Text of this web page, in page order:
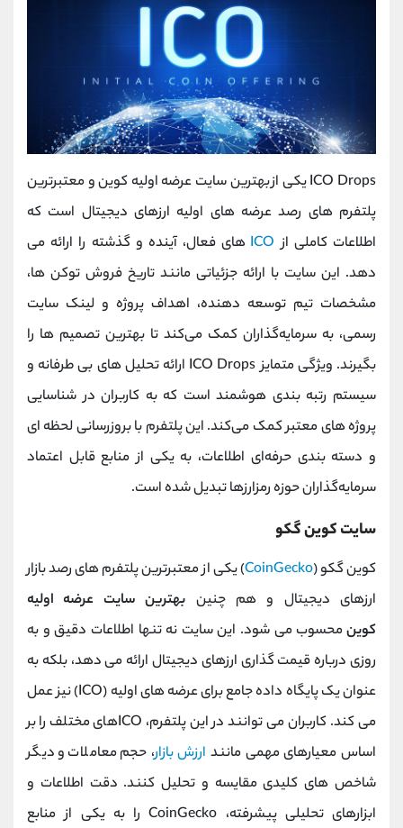
ICO Drops یکی از بهترین سایت عرضه اولیه کوین و معتبرترین
پلتفرم‌ های رصد عرضه‌ های اولیه ارزهای دیجیتال است که
اطلاعات کاملی از ICO های فعال، آینده و گذشته را ارائه می
دهد. این سایت با ارائه جزئیاتی مانند تاریخ فروش توکن ‌ها،
مشخصات تیم توسعه ‌دهنده، اهداف پروژه و لینک سایت
رسمی، به سرمایه‌گذاران کمک می‌کند تا بهترین تصمیم‌ ها را
بگیرند. ویژگی متمایز ICO Drops ارائه تحلیل ‌های بی ‌طرفانه و
سیستم رتبه ‌بندی هوشمند است که به کاربران در شناسایی
پروژه ‌های معتبر کمک می‌کند. این پلتفرم با بروزرسانی لحظه ای
و دسته‌ بندی حرفه‌ای اطلاعات، به یکی از منابع قابل اعتماد
سرمایه‌گذاران حوزه رمزارزها تبدیل شده است.
سایت کوین گکو
کوین گکو (CoinGecko) یکی از معتبرترین پلتفرم ‌های رصد بازار
ارزهای دیجیتال و هم چنین بهترین سایت عرضه اولیه
کوینمحسوب می‌ شود. این سایت نه تنها اطلاعات دقیق و به
‌روزی درباره قیمت ‌گذاری ارزهای دیجیتال ارائه می ‌دهد، بلکه به
عنوان یک پایگاه داده جامع برای عرضه‌ های اولیه (ICO) نیز عمل
می‌ کند. کاربران می ‌توانند در این پلتفرم، ICOهای مختلف را بر
اساس معیارهای مهمی مانند ارزش بازار، حجم معاملات و دیگر
شاخص‌ های کلیدی مقایسه و تحلیل کنند. دقت اطلاعات و
ابزارهای تحلیلی پیشرفته، CoinGecko را به یکی از منابع